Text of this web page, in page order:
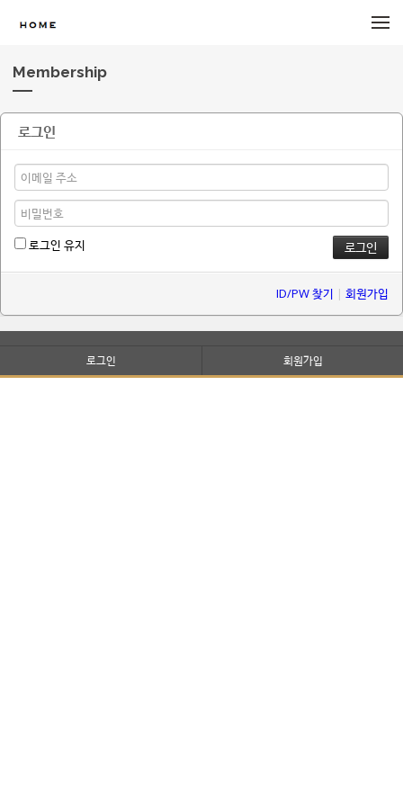
Membership
로그인
로그인 유지
ID/PW 찾기 | 회원가입
로그인 회원가입